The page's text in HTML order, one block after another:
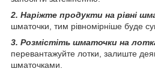
2. Наріжте продукти на рівні
шматочки, тим рівномірніше буде
3. Розмістіть шматочки на
перевантажуйте лотки, залиште
шматочками.